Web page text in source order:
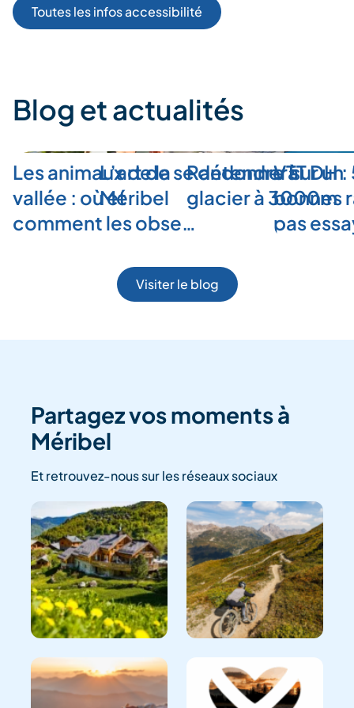
Toutes les infos accessibilité
Blog et actualités
Les animaux de la
vallée : où et
comment les obse…
L’art de se détendre à
Méribel
Randonner sur un
glacier à 3000m
VTT DH
bonnes
pas
Visiter le blog
Partagez vos moments à
Méribel
Et retrouvez-nous sur les réseaux sociaux